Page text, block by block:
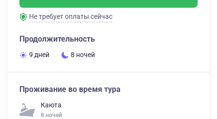
Не требует оплаты сейчас
Продолжительность
9 дней 8 ночей
Проживание во время тура
Каюта
8 ночей